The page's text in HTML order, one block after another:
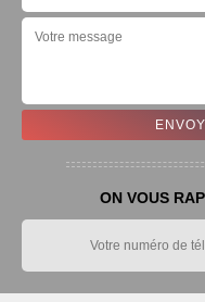
ON VOUS